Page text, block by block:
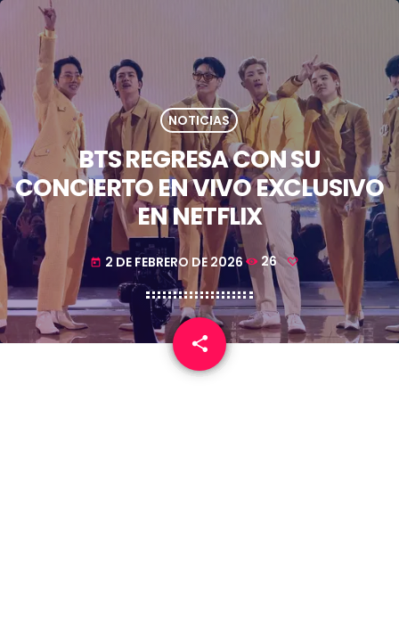
NOTICIAS
BTS REGRESA CON SU
CONCIERTO EN VIVO EXCLUSIVO
EN NETFLIX
today 2 DE FEBRERO DE 2026 26
share
email